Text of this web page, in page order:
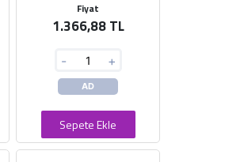
Fiyat
1.366,88 TL
- +
AD
Sepete Ekle